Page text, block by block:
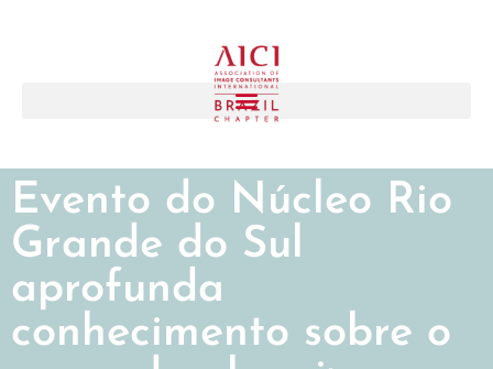
Evento do Núcleo Rio
Grande do Sul
aprofunda
conhecimento sobre o